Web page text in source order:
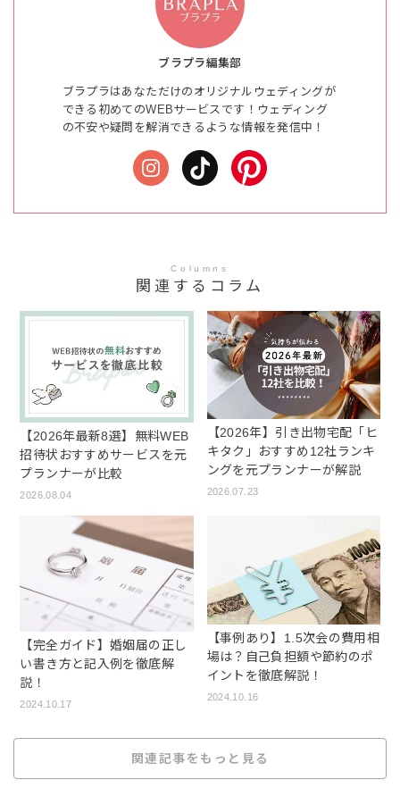
ブラプラ編集部
ブラプラはあなただけのオリジナルウェディングが
できる初めてのWEBサービスです！ウェディング
の不安や疑問を解消できるような情報を発信中！
Columns
関連するコラム
【2026年最新8選】無料WEB
招待状おすすめサービスを元
プランナーが比較
2026.08.04
【2026年】引き出物宅配「ヒ
キタク」おすすめ12社ランキ
ングを元プランナーが解説
2026.07.23
【完全ガイド】婚姻届の正し
い書き方と記入例を徹底解
説！
2024.10.17
【事例あり】1.5次会の費用相
場は？自己負担額や節約のポ
イントを徹底解説！
2024.10.16
関連記事をもっと見る